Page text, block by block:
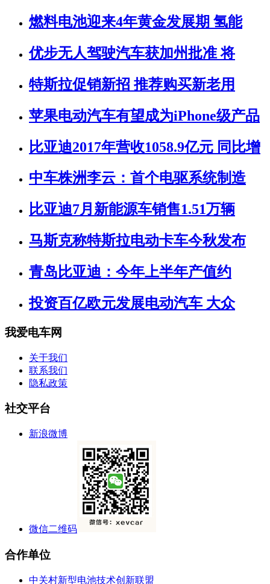
燃料电池迎来4年黄金发展期 氢能
优步无人驾驶汽车获加州批准 将
特斯拉促销新招 推荐购买新老用
苹果电动汽车有望成为iPhone级产品
比亚迪2017年营收1058.9亿元 同比增
中车株洲李云：首个电驱系统制造
比亚迪7月新能源车销售1.51万辆
马斯克称特斯拉电动卡车今秋发布
青岛比亚迪：今年上半年产值约
投资百亿欧元发展电动汽车 大众
我爱电车网
关于我们
联系我们
隐私政策
社交平台
新浪微博
微信二维码
合作单位
中关村新型电池技术创新联盟